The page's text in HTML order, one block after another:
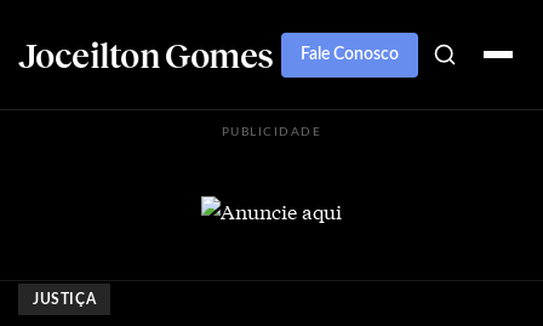
Joceilton Gomes Fale Conosco
PUBLICIDADE
JUSTIÇA